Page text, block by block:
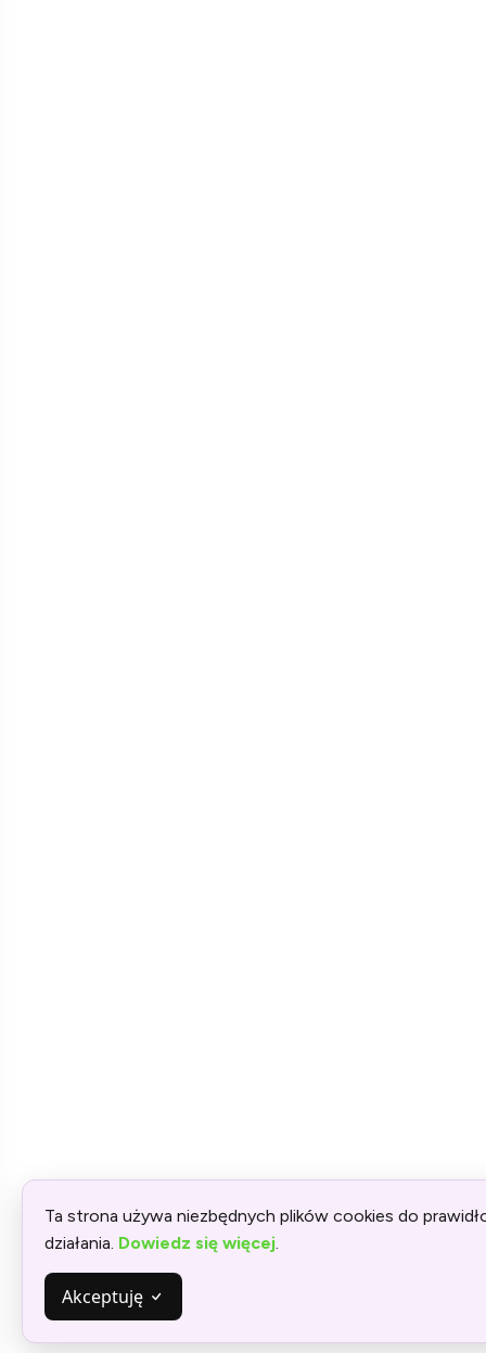
Ta strona używa niezbędnych plików cookies do
działania. Dowiedz się więcej.
Akceptuję